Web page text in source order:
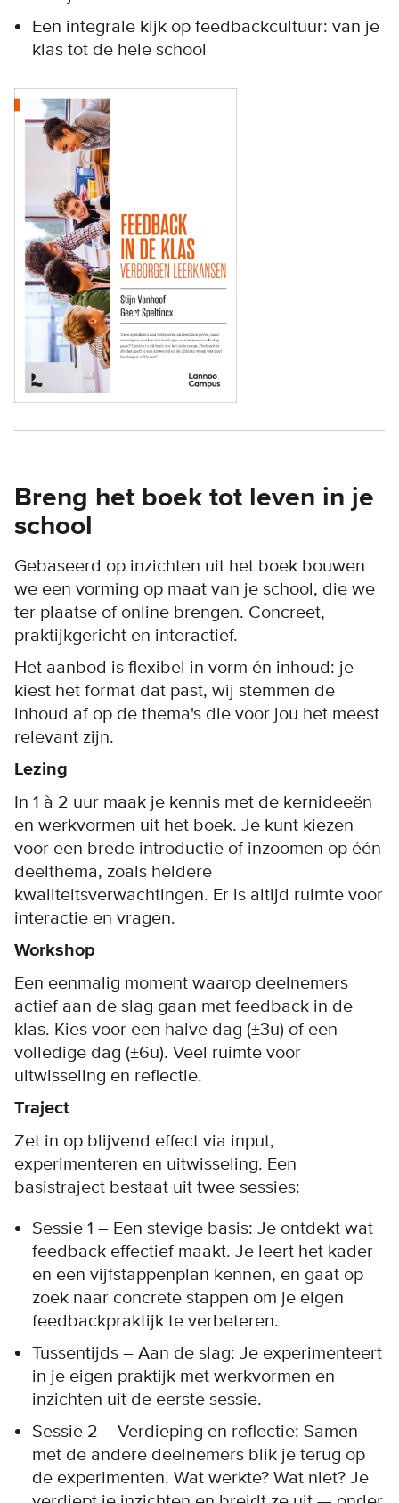
Een integrale kijk op feedbackcultuur: van je
klas tot de hele school
Breng het boek tot leven in je
school
Gebaseerd op inzichten uit het boek bouwen
we een vorming op maat van je school, die we
ter plaatse of online brengen. Concreet,
praktijkgericht en interactief.
Het aanbod is flexibel in vorm én inhoud: je
kiest het format dat past, wij stemmen de
inhoud af op de thema's die voor jou het meest
relevant zijn.
Lezing
In 1 à 2 uur maak je kennis met de kernideeën
en werkvormen uit het boek. Je kunt kiezen
voor een brede introductie of inzoomen op één
deelthema, zoals heldere
kwaliteitsverwachtingen. Er is altijd ruimte voor
interactie en vragen.
Workshop
Een eenmalig moment waarop deelnemers
actief aan de slag gaan met feedback in de
klas. Kies voor een halve dag (±3u) of een
volledige dag (±6u). Veel ruimte voor
uitwisseling en reflectie.
Traject
Zet in op blijvend effect via input,
experimenteren en uitwisseling. Een
basistraject bestaat uit twee sessies:
Sessie 1 – Een stevige basis: Je ontdekt wat
feedback effectief maakt. Je leert het kader
en een vijfstappenplan kennen, en gaat op
zoek naar concrete stappen om je eigen
feedbackpraktijk te verbeteren.
Tussentijds – Aan de slag: Je experimenteert
in je eigen praktijk met werkvormen en
inzichten uit de eerste sessie.
Sessie 2 – Verdieping en reflectie: Samen
met de andere deelnemers blik je terug op
de experimenten. Wat werkte? Wat niet? Je